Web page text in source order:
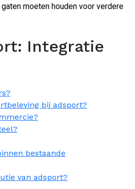
moeten houden voor verdere
Integratie
bij adsport?
bestaande
van adsport?